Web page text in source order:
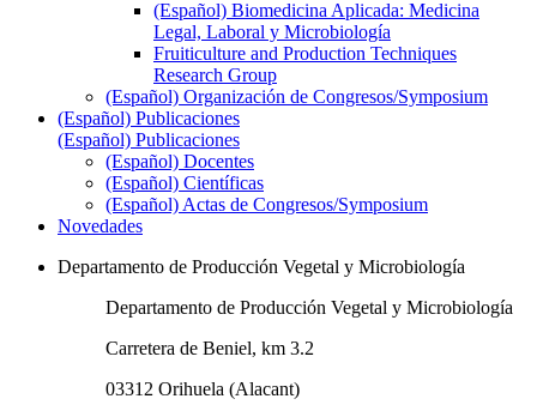
(Español) Biomedicina Aplicada: Medicina
Legal, Laboral y Microbiología
Fruiticulture and Production Techniques
Research Group
(Español) Organización de Congresos/Symposium
(Español) Publicaciones
(Español) Publicaciones
(Español) Docentes
(Español) Científicas
(Español) Actas de Congresos/Symposium
Novedades
Departamento de Producción Vegetal y Microbiología
Departamento de Producción Vegetal y Microbiología
Carretera de Beniel, km 3.2
03312 Orihuela (Alacant)